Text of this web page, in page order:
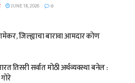
JUNE 18, 2026 0
जिल्ह्याचा बारावा आमदार कोण
तिसरी सर्वात मोठी अर्थव्यवस्था बनेल :